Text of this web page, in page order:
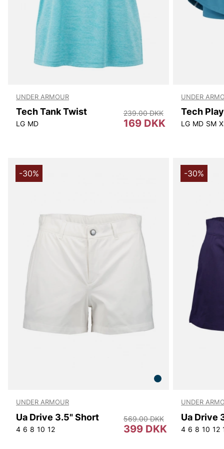
UNDER ARMOUR
Tech Tank Twist
LG MD 169 DKK
239.00 DKK
UNDER
LG MD SM
-30%
UNDER ARMOUR
Ua Drive 3.5" Short
4 6 8 10 12 399 DKK
569.00 DKK
-30%
UNDER
Ua Drive
4 6 8 10 12